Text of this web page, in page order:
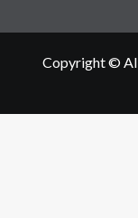
Copyright ©